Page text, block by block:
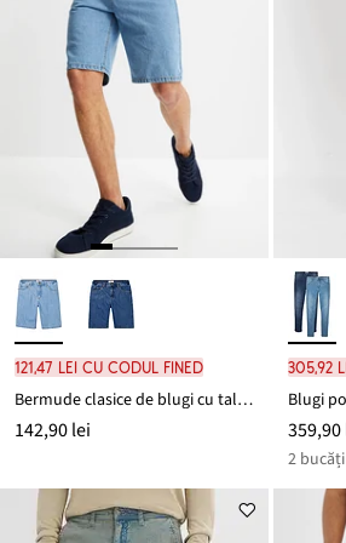
121,47 lei cu codul FINED
Bermude clasice de blugi cu talie elastică, Classic Fit
142,90 lei
305,92
359,90
2